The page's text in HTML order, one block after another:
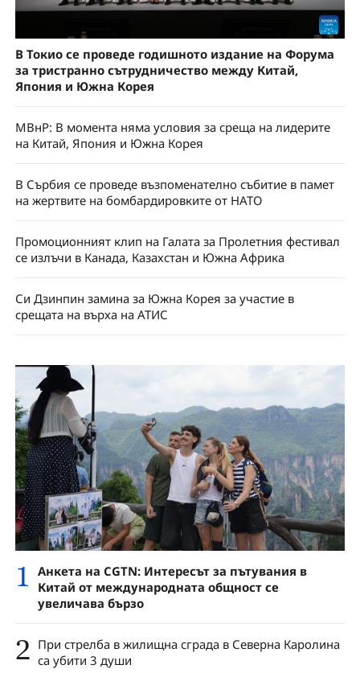
В Токио се проведе годишното издание на Форума
за тристранно сътрудничество между Китай,
Япония и Южна Корея
МВнР: В момента няма условия за среща на лидерите
на Китай, Япония и Южна Корея
В Сърбия се проведе възпоменателно събитие в памет
на жертвите на бомбардировките от НАТО
Промоционният клип на Галата за Пролетния фестивал
се излъчи в Канада, Казахстан и Южна Африка
Си Дзинпин замина за Южна Корея за участие в
срещата на върха на АТИС
1 Анкета на CGTN: Интересът за пътувания в
Китай от международната общност се
увеличава бързо
2 При стрелба в жилищна сграда в Северна Каролина
са убити 3 души